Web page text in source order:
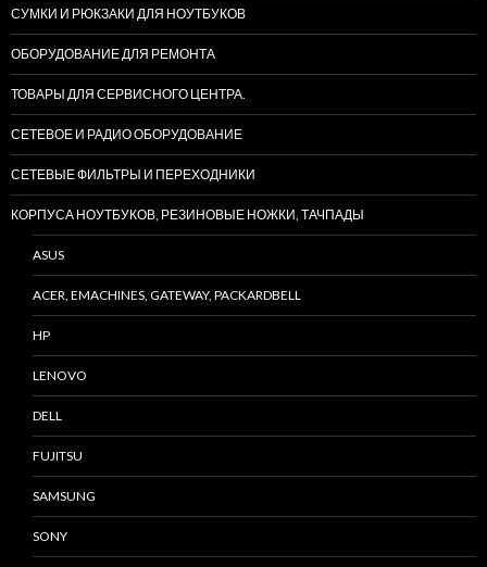
СУМКИ И РЮКЗАКИ ДЛЯ НОУТБУКОВ
ОБОРУДОВАНИЕ ДЛЯ РЕМОНТА
ТОВАРЫ ДЛЯ СЕРВИСНОГО ЦЕНТРА.
СЕТЕВОЕ И РАДИО ОБОРУДОВАНИЕ
СЕТЕВЫЕ ФИЛЬТРЫ И ПЕРЕХОДНИКИ
КОРПУСА НОУТБУКОВ, РЕЗИНОВЫЕ НОЖКИ, ТАЧПАДЫ
ASUS
ACER, EMACHINES, GATEWAY, PACKARDBELL
HP
LENOVO
DELL
FUJITSU
SAMSUNG
SONY